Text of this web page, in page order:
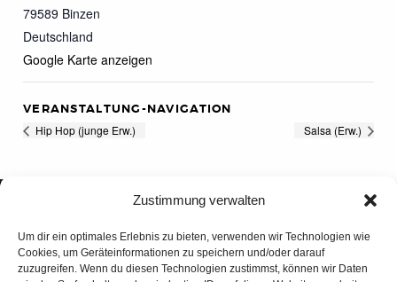
Zustimmung verwalten
Um dir ein optimales Erlebnis zu bieten, verwenden wir Technologien wie
Cookies, um Geräteinformationen zu speichern und/oder darauf
zuzugreifen. Wenn du diesen Technologien zustimmst, können wir Daten
79589 Binzen
Deutschland
Google Karte anzeigen
VERANSTALTUNG-NAVIGATION
Hip Hop (junge Erw.) Salsa (Erw.)